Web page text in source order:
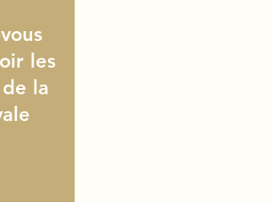
les
la